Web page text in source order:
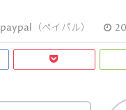
paypal（ペイパル）